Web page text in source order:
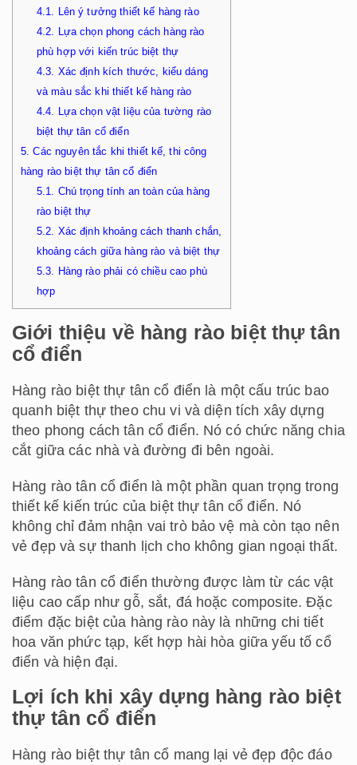
4.1.
Lên ý tưởng thiết kế hàng rào
4.2.
Lựa chọn phong cách hàng rào
phù hợp với kiến trúc biệt thự
4.3. Xác định kích thước, kiểu dáng
và màu sắc khi thiết kế hàng rào
4.4.
Lựa chọn vật liệu của tường rào
biệt thự tân cổ điển
5. Các nguyên tắc khi thiết kế, thi công
hàng rào biệt thự tân cổ điển
5.1.
Chú trọng tính an toàn của hàng
rào biệt thự
5.2. Xác định khoảng cách thanh chắn,
khoảng cách giữa hàng rào và biệt thự
5.3.
Hàng rào phải có chiều cao phù
hợp
Giới thiệu về hàng rào biệt thự tân
cổ điển
Hàng rào biệt thự tân cổ điển là một cấu trúc bao
quanh biệt thự theo chu vi và diện tích xây dựng
theo phong cách tân cổ điển. Nó có chức năng chia
cắt giữa các nhà và đường đi bên ngoài.
Hàng rào tân cổ điển là một phần quan trọng trong
thiết kế kiến trúc của biệt thự tân cổ điển. Nó
không chỉ đảm nhận vai trò bảo vệ mà còn tạo nên
vẻ đẹp và sự thanh lịch cho không gian ngoại thất.
Hàng rào tân cổ điển thường được làm từ các vật
liệu cao cấp như gỗ, sắt, đá hoặc composite. Đặc
điểm đặc biệt của hàng rào này là những chi tiết
hoa văn phức tạp, kết hợp hài hòa giữa yếu tố cổ
điển và hiện đại.
Lợi ích khi xây dựng hàng rào biệt
thự tân cổ điển
Hàng rào biệt thự tân cổ mang lại vẻ đẹp độc đáo